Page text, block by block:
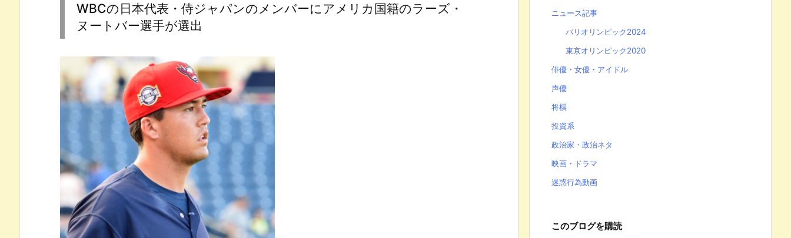
WBCの日本代表・侍ジャパンのメンバーにアメリカ国籍のラーズ・
ヌートバー選手が選出
ニュース記事
パリオリンピック2024
東京オリンピック2020
俳優・女優・アイドル
声優
将棋
投資系
政治家・政治ネタ
映画・ドラマ
迷惑行為動画
このブログを購読